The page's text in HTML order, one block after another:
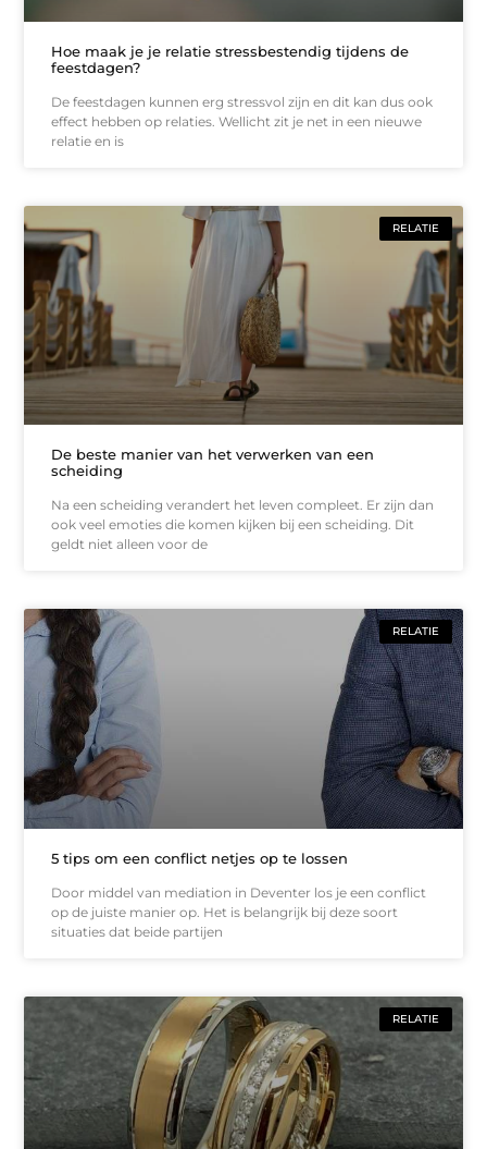
Hoe maak je je relatie stressbestendig tijdens de
feestdagen?
De feestdagen kunnen erg stressvol zijn en dit kan dus ook
effect hebben op relaties. Wellicht zit je net in een nieuwe
relatie en is
RELATIE
De beste manier van het verwerken van een
scheiding
Na een scheiding verandert het leven compleet. Er zijn dan
ook veel emoties die komen kijken bij een scheiding. Dit
geldt niet alleen voor de
RELATIE
5 tips om een conflict netjes op te lossen
Door middel van mediation in Deventer los je een conflict
op de juiste manier op. Het is belangrijk bij deze soort
situaties dat beide partijen
RELATIE